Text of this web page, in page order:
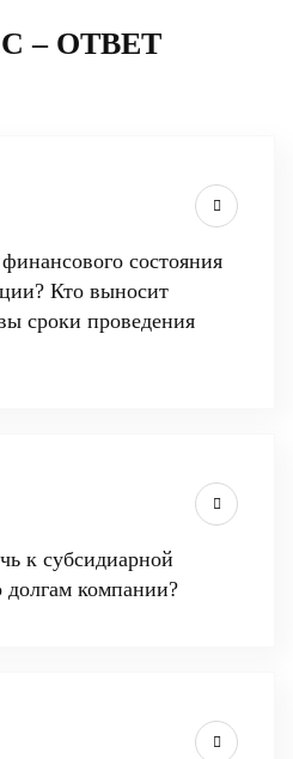
– ОТВЕТ
состояния
Кто выносит
сроки проведения
к субсидиарной
долгам компании?